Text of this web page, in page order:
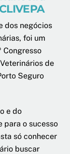
dos negócios
foi um
Congresso
de
Seguro
e do
para o sucesso
só conhecer
buscar